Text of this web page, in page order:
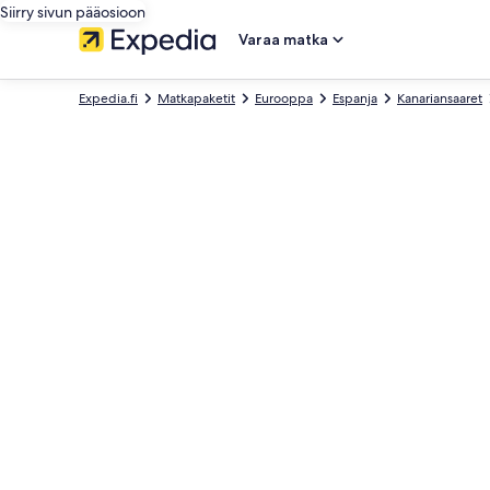
Siirry sivun pääosioon
Varaa matka
Kanariansaaret
Espanja
Eurooppa
Matkapaketit
Expedia.fi